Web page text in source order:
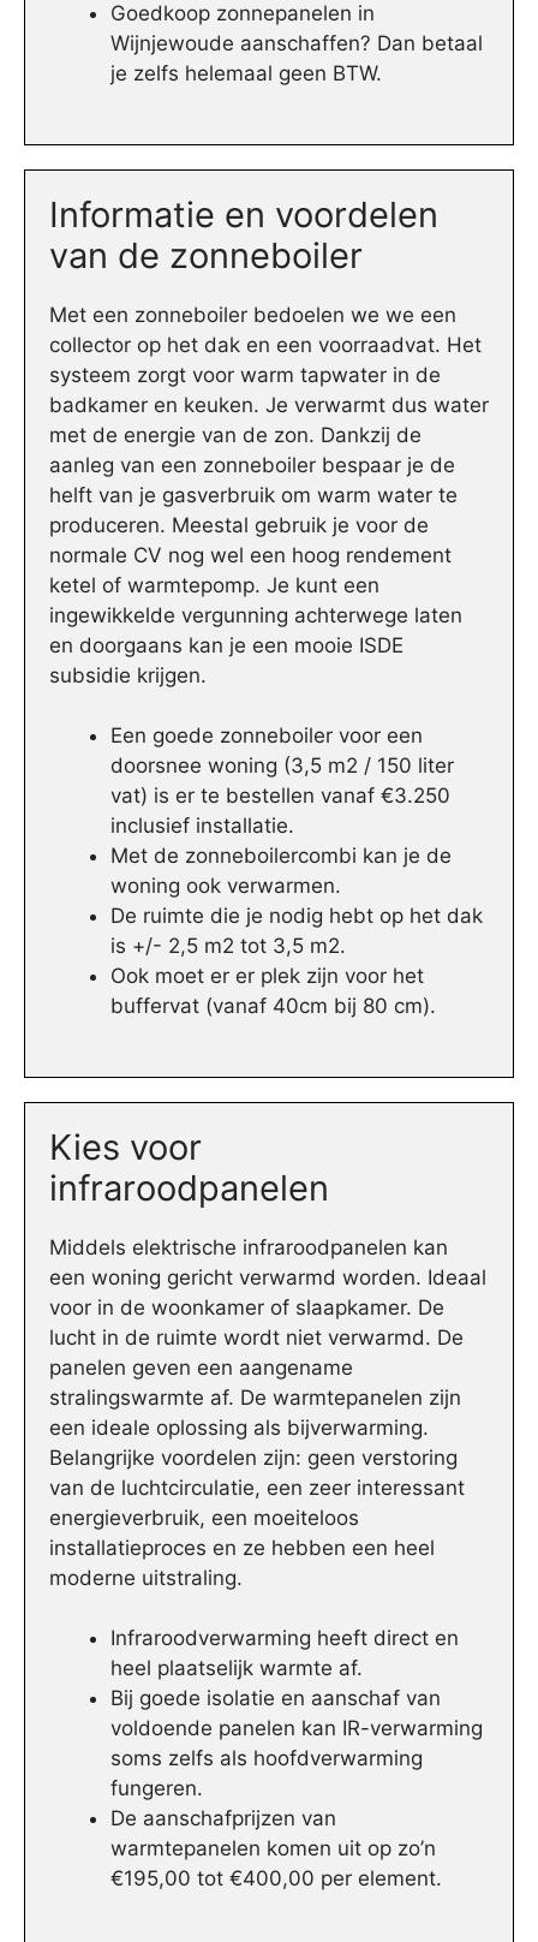
Goedkoop zonnepanelen in
Wijnjewoude aanschaffen? Dan betaal
je zelfs helemaal geen BTW.
Informatie en voordelen
van de zonneboiler
Met een zonneboiler bedoelen we we een
collector op het dak en een voorraadvat. Het
systeem zorgt voor warm tapwater in de
badkamer en keuken. Je verwarmt dus water
met de energie van de zon. Dankzij de
aanleg van een zonneboiler bespaar je de
helft van je gasverbruik om warm water te
produceren. Meestal gebruik je voor de
normale CV nog wel een hoog rendement
ketel of warmtepomp. Je kunt een
ingewikkelde vergunning achterwege laten
en doorgaans kan je een mooie ISDE
subsidie krijgen.
Een goede zonneboiler voor een
doorsnee woning (3,5 m2 / 150 liter
vat) is er te bestellen vanaf €3.250
inclusief installatie.
Met de zonneboilercombi kan je de
woning ook verwarmen.
De ruimte die je nodig hebt op het dak
is +/- 2,5 m2 tot 3,5 m2.
Ook moet er er plek zijn voor het
buffervat (vanaf 40cm bij 80 cm).
Kies voor
infraroodpanelen
Middels elektrische infraroodpanelen kan
een woning gericht verwarmd worden. Ideaal
voor in de woonkamer of slaapkamer. De
lucht in de ruimte wordt niet verwarmd. De
panelen geven een aangename
stralingswarmte af. De warmtepanelen zijn
een ideale oplossing als bijverwarming.
Belangrijke voordelen zijn: geen verstoring
van de luchtcirculatie, een zeer interessant
energieverbruik, een moeiteloos
installatieproces en ze hebben een heel
moderne uitstraling.
Infraroodverwarming heeft direct en
heel plaatselijk warmte af.
Bij goede isolatie en aanschaf van
voldoende panelen kan IR-verwarming
soms zelfs als hoofdverwarming
fungeren.
De aanschafprijzen van
warmtepanelen komen uit op zo’n
€195,00 tot €400,00 per element.